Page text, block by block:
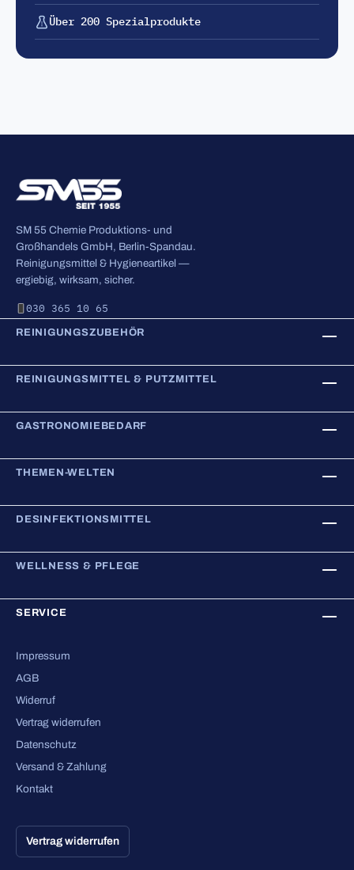
Über 200 Spezialprodukte
SM 55 Chemie Produktions- und
Großhandels GmbH, Berlin-Spandau.
Reinigungsmittel & Hygieneartikel —
ergiebig, wirksam, sicher.
030 365 10 65
REINIGUNGSZUBEHÖR
REINIGUNGSMITTEL & PUTZMITTEL
GASTRONOMIEBEDARF
THEMEN-WELTEN
DESINFEKTIONSMITTEL
WELLNESS & PFLEGE
SERVICE
Impressum
AGB
Widerruf
Vertrag widerrufen
Datenschutz
Versand & Zahlung
Kontakt
Vertrag widerrufen